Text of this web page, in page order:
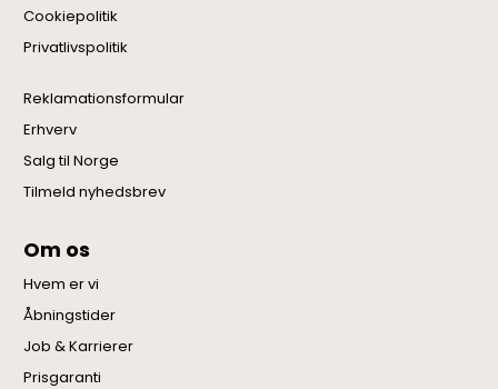
Cookiepolitik
Privatlivspolitik
Reklamationsformular
Erhverv
Salg til Norge
Tilmeld nyhedsbrev
Om os
Hvem er vi
Åbningstider
Job & Karrierer
Prisgaranti